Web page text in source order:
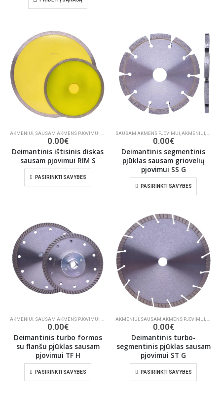
AKMENIUI SAUSAM AKMENS PJOVIMUI KERAMINĖMS PLYTELĖMS PJAUTI STATYBOMS
0.00€
Deimantinis ištisinis diskas
sausam pjovimui RIM S
PASIRINKTI SAVYBES
SAUSAM AKMENS PJOVIMUI AKMENIUI
0.00€
Deimantinis segmentinis
pjūklas sausam griovelių
pjovimui SS G
PASIRINKTI SAVYBES
AKMENIUI , SAUSAM AKMENS PJOVIMUI , DEIMANTINIAI PJŪKLAI
0.00€
Deimantinis turbo formos
su flanšu pjūklas sausam
pjovimui TF H
PASIRINKTI SAVYBES
AKMENIUI , SAUSAM AKMENS PJOVIMUI ,
0.00€
Deimantinis turbo-
segmentinis pjūklas sausam
pjovimui ST G
PASIRINKTI SAVYBES